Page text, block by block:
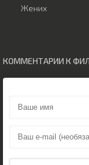
Жених
КОММЕНТАРИИ К